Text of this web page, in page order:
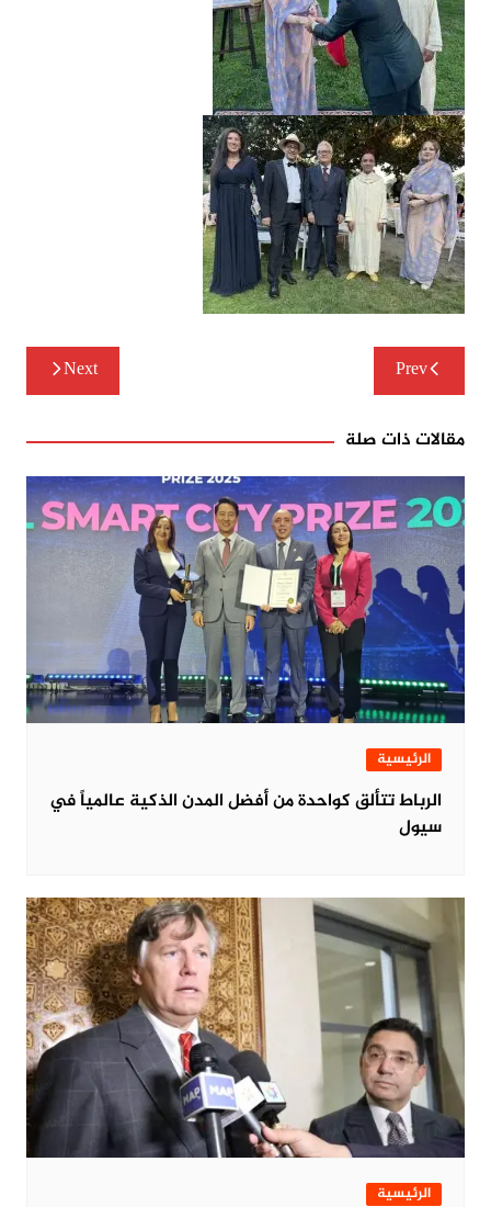
تصفّح
المقالاتPrev
Next
مقالات ذات صلة
الرئيسية
الرباط تتألق كواحدة من أفضل المدن الذكية عالمياً في
سيول
الرئيسية